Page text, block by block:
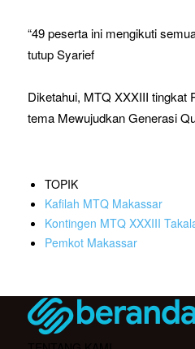
“49 peserta ini mengikuti
tutup Syarief
Diketahui, MTQ XXXIII tingkat
tema Mewujudkan Generasi
TOPIK
Kafilah MTQ Makassar
Kontingen MTQ XXXIII
Pemkot Makassar